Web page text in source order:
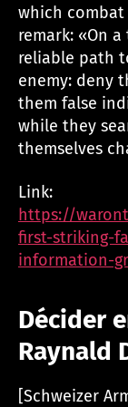
which
remark: «On
reliable path
enemy: deny
them false
while they
themselves
Link:
https://
first-striking-
information-
Décider
Raynald
[Schweizer